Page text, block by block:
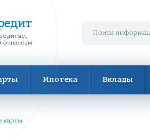
финансам
Ипотека Вклады
карты